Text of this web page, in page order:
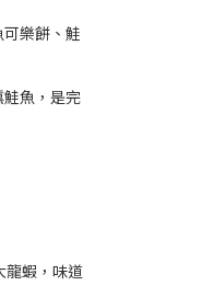
樂餅、鮭
鮭魚，是完
龍蝦，味道